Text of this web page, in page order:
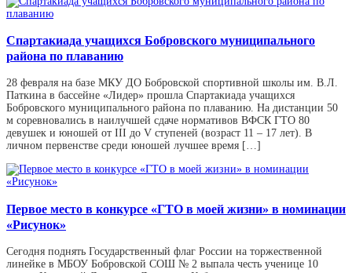
Спартакиада учащихся Бобровского муниципального
района по плаванию
28 февраля на базе МКУ ДО Бобровской спортивной школы им. В.Л.
Паткина в бассейне «Лидер» прошла Спартакиада учащихся
Бобровского муниципального района по плаванию. На дистанции 50
м соревновались в наилучшей сдаче нормативов ВФСК ГТО 80
девушек и юношей от III до V ступеней (возраст 11 – 17 лет). В
личном первенстве среди юношей лучшее время […]
Первое место в конкурсе «ГТО в моей жизни» в номинации
«Рисунок»
Сегодня поднять Государственный флаг России на торжественной
линейке в МБОУ Бобровской СОШ № 2 выпала честь ученице 10